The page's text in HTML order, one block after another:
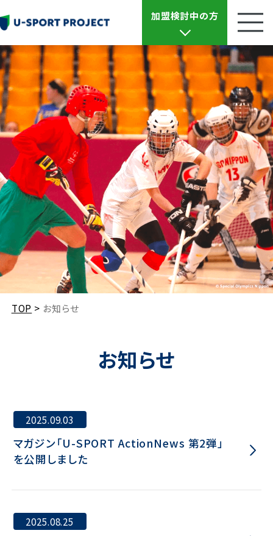
加盟検討中の方
TOP > お知らせ
お知らせ
2025.09.03
マガジン「U-SPORT ActionNews 第2弾」
を公開しました
2025.08.25